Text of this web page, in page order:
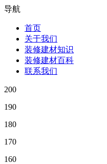
导航
首页
关于我们
装修建材知识
装修建材百科
联系我们
200
190
180
170
160